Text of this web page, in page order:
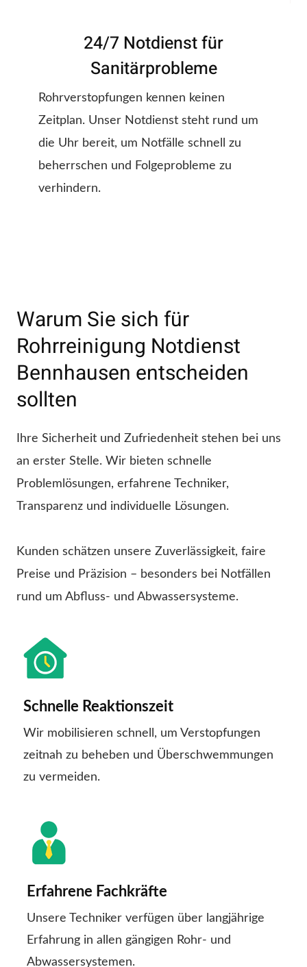
24/7 Notdienst für
Sanitärprobleme
Rohrverstopfungen kennen keinen
Zeitplan. Unser Notdienst steht rund um
die Uhr bereit, um Notfälle schnell zu
beherrschen und Folgeprobleme zu
verhindern.
Warum Sie sich für
Rohrreinigung Notdienst
Bennhausen entscheiden
sollten
Ihre Sicherheit und Zufriedenheit stehen bei uns
an erster Stelle. Wir bieten schnelle
Problemlösungen, erfahrene Techniker,
Transparenz und individuelle Lösungen.
Kunden schätzen unsere Zuverlässigkeit, faire
Preise und Präzision – besonders bei Notfällen
rund um Abfluss- und Abwassersysteme.
Schnelle Reaktionszeit
Wir mobilisieren schnell, um Verstopfungen
zeitnah zu beheben und Überschwemmungen
zu vermeiden.
Erfahrene Fachkräfte
Unsere Techniker verfügen über langjährige
Erfahrung in allen gängigen Rohr- und
Abwassersystemen.